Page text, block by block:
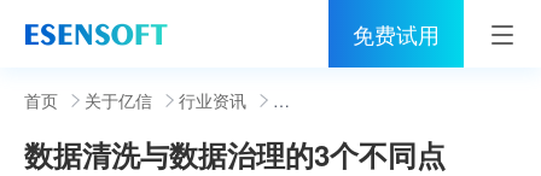
免费试用
首页
睿治
首页 关于亿信 行业资讯
数据清洗与数据治理的3个不同点